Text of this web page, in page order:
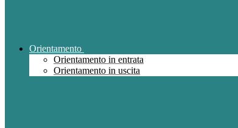
Orientamento
Orientamento in entrata
Orientamento in uscita